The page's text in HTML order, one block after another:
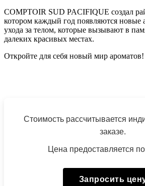
COMPTOIR SUD PACIFIQUE создал
котором каждый год появляются новые
ухода за телом, которые вызывают в
далеких красивых местах.
Откройте для себя новый мир ароматов!
Стоимость рассчитывается
заказе.
Цена предоставляется
Запросить